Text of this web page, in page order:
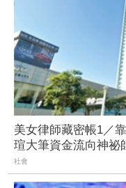
美女律師藏密帳1／
瑄大筆資金流向神祕
社會